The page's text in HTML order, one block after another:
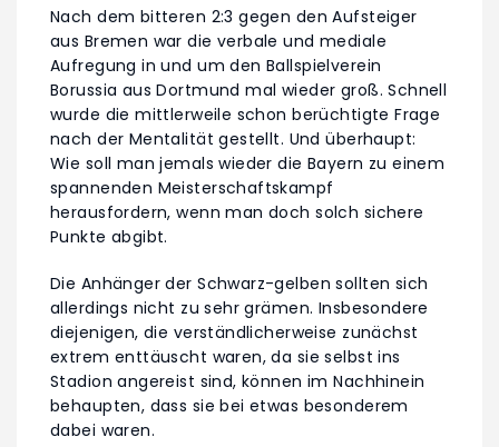
Nach dem bitteren 2:3 gegen den Aufsteiger
aus Bremen war die verbale und mediale
Aufregung in und um den Ballspielverein
Borussia aus Dortmund mal wieder groß. Schnell
wurde die mittlerweile schon berüchtigte Frage
nach der Mentalität gestellt. Und überhaupt:
Wie soll man jemals wieder die Bayern zu einem
spannenden Meisterschaftskampf
herausfordern, wenn man doch solch sichere
Punkte abgibt.
Die Anhänger der Schwarz-gelben sollten sich
allerdings nicht zu sehr grämen. Insbesondere
diejenigen, die verständlicherweise zunächst
extrem enttäuscht waren, da sie selbst ins
Stadion angereist sind, können im Nachhinein
behaupten, dass sie bei etwas besonderem
dabei waren.